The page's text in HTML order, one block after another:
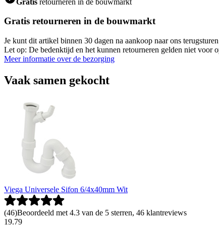
Gratis retourneren in de bouwmarkt
Je kunt dit artikel binnen 30 dagen na aankoop naar ons
Let op: De bedenktijd en het kunnen retourneren gelden niet voor
Meer informatie over de bezorging
Vaak samen gekocht
Viega Universele Sifon 6/4x40mm Wit
(46)Beoordeeld met 4.3 van de 5 sterren, 46 klantreviews
19.79